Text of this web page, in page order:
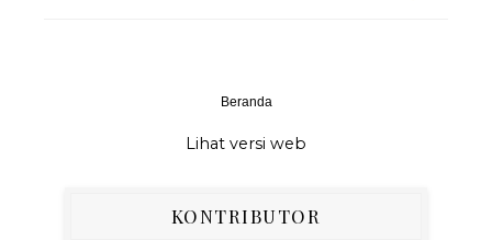
Beranda
Lihat versi web
KONTRIBUTOR